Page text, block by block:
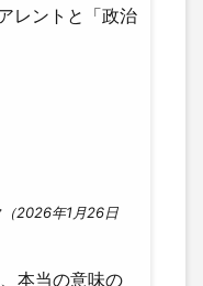
レントと「政治
2026年1月26日
本当の意味の